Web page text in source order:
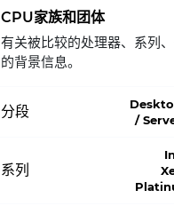
CPU家族和团体
有关被比较的处理器、系列
的背景信息。
分段
/
系列